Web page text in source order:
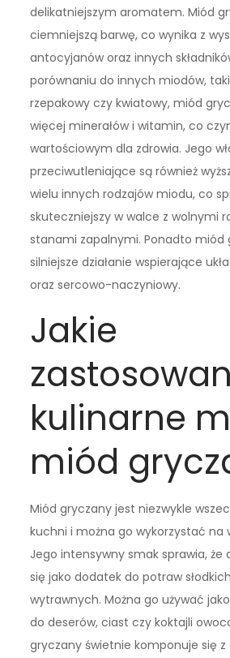
delikatniejszym aromatem. Miód
ciemniejszą barwę, co wynika z
antocyjanów oraz innych
porównaniu do innych miodów,
rzepakowy czy kwiatowy, miód
więcej minerałów i witamin, co
wartościowym dla zdrowia. Jego
przeciwutleniające są również
wielu innych rodzajów miodu, co
skuteczniejszy w walce z wolnymi
stanami zapalnymi. Ponadto miód
silniejsze działanie wspierające
oraz sercowo-naczyniowy.
Jakie
kulinarne
miód
Miód gryczany jest niezwykle
kuchni i można go wykorzystać na
Jego intensywny smak sprawia, że
się jako dodatek do potraw
wytrawnych. Można go używać
do deserów, ciast czy koktajli
gryczany świetnie komponuje się